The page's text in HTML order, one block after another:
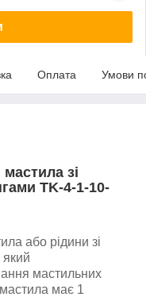
Оплата Умови
зі
TK-4-1-10-
або рідини зі
мастильних
має 1